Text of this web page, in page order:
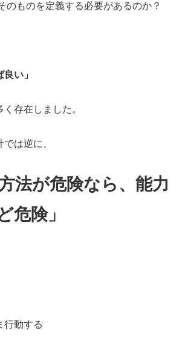
のものを定義する必要があるのか？
い」
存在しました。
は逆に、
法が危険なら、能力
危険」
行動する